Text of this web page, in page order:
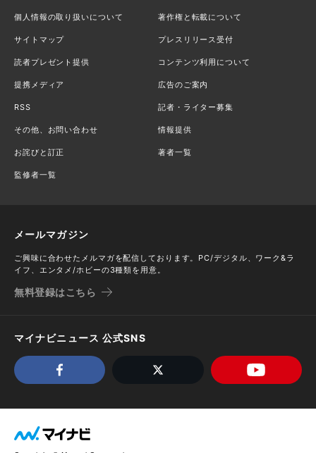
個人情報の取り扱いについて 著作権と転載について
サイトマップ プレスリリース受付
読者プレゼント提供 コンテンツ利用について
提携メディア 広告のご案内
RSS 記者・ライター募集
その他、お問い合わせ 情報提供
お詫びと訂正 著者一覧
監修者一覧
メールマガジン
ご興味に合わせたメルマガを配信しております。PC/デジタル、ワーク&ラ
イフ、エンタメ/ホビーの3種類を用意。
無料登録はこちら
マイナビニュース 公式SNS